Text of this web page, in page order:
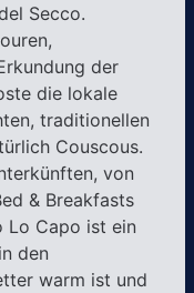
Secco.
der
die lokale
traditionellen
Couscous.
von
& Breakfasts
Lo Capo ist ein
den
warm ist und